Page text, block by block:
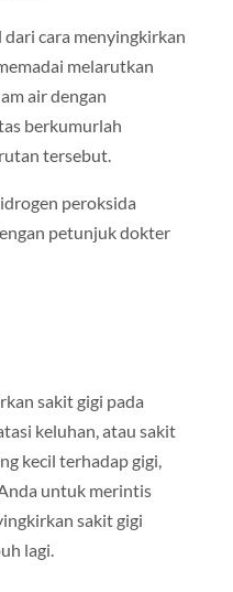
cara menyingkirkan
melarutkan
air dengan
berkumurlah
tersebut.
peroksida
petunjuk dokter
sakit gigi pada
keluhan, atau sakit
kecil terhadap gigi,
untuk merintis
sakit gigi
lagi.